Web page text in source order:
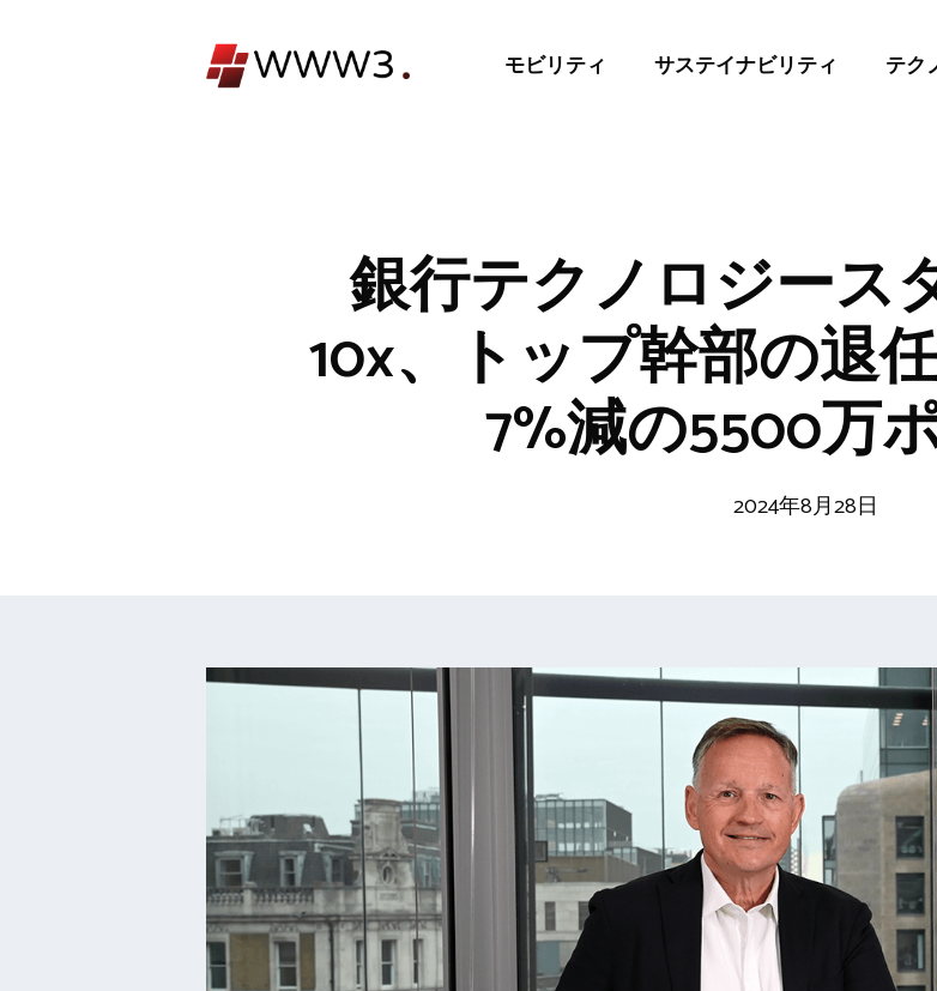
モビリティ サステイナビリティ テク
銀行テクノロジース
10x、トップ幹部の退
7%減の5500万
2024年8月28日